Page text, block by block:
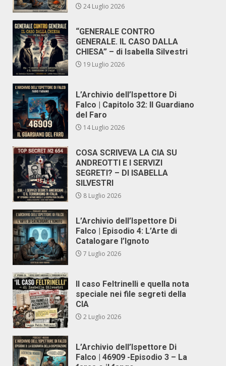
24 Luglio 2026
“GENERALE CONTRO
GENERALE. IL CASO DALLA
CHIESA” – di Isabella Silvestri
19 Luglio 2026
L’Archivio dell’Ispettore Di
Falco | Capitolo 32: Il Guardiano
del Faro
14 Luglio 2026
COSA SCRIVEVA LA CIA SU
ANDREOTTI E I SERVIZI
SEGRETI? – DI ISABELLA
SILVESTRI
8 Luglio 2026
L’Archivio dell’Ispettore Di
Falco | Episodio 4: L’Arte di
Catalogare l’Ignoto
7 Luglio 2026
Il caso Feltrinelli e quella nota
speciale nei file segreti della
CIA
2 Luglio 2026
L’Archivio dell’Ispettore Di
Falco | 46909 -Episodio 3 – La